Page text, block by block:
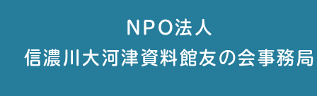
NPO法人
信濃川大河津資料館友の会事務局